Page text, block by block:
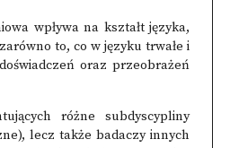
wpływa na kształt języka,
to, co w języku trwałe i
oraz przeobrażeń
różne subdyscypliny
lecz także badaczy innych